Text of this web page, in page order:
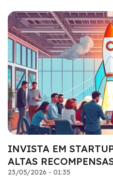
INVISTA EM
ALTAS
23/05/2026 - 01:35